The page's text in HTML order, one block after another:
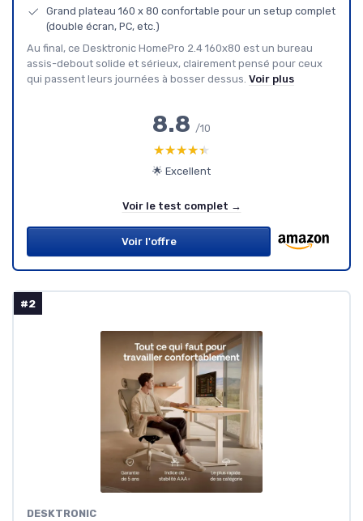
Grand plateau 160 x 80 confortable pour un setup complet
(double écran, PC, etc.)
Au final, ce Desktronic HomePro 2.4 160x80 est un bureau
assis-debout solide et sérieux, clairement pensé pour ceux
qui passent leurs journées à bosser dessus. Voir plus
8.8 /10
★★★★★
★★★★★
🌟 Excellent
Voir le test complet →
Voir l'offre
#2
DESKTRONIC